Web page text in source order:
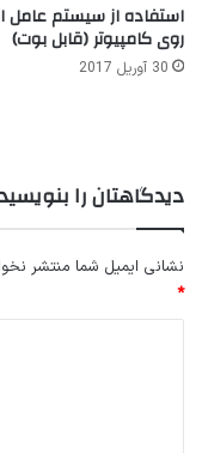
استفاده از سیستم عامل
روی کامپیوتر (قابل بوت)
30 آوریل 2017
دیدگاهتان را
نشانی ایمیل شما منتشر
*